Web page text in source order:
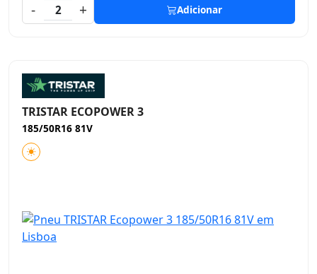
-
2 + Adicionar
TRISTAR ECOPOWER 3
185/50R16 81V